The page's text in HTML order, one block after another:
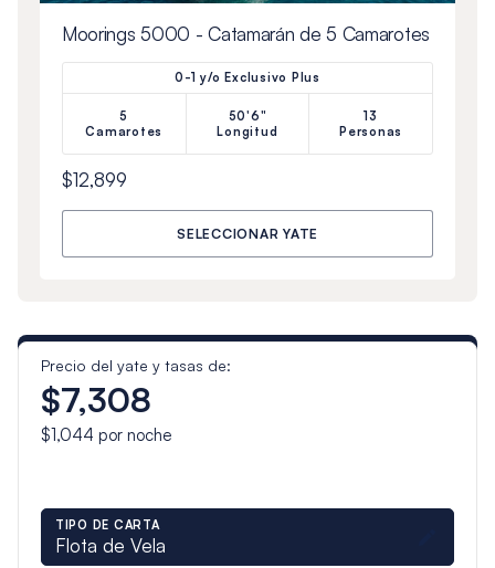
Moorings 5000 - Catamarán de 5 Camarotes
0-1 y/o Exclusivo Plus
5
Camarotes
50'6"
Longitud
13
Personas
$12,899
SELECCIONAR YATE
Precio del yate y tasas de:
$7,308
$1,044 por noche
TIPO DE CARTA
Flota de Vela